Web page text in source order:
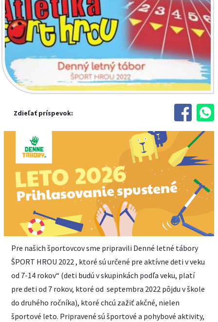
Zdieľať príspevok:
Pre našich športovcov sme pripravili Denné letné tábory
ŠPORT HROU 2022 , ktoré sú určené pre aktívne deti v veku
od 7-14 rokov“ (deti budú v skupinkách podľa veku, platí
pre deti od 7 rokov, ktoré od septembra 2022 pôjdu v škole
do druhého ročníka), ktoré chcú zažiť akčné, nielen
športové leto. Pripravené sú športové a pohybové aktivity,